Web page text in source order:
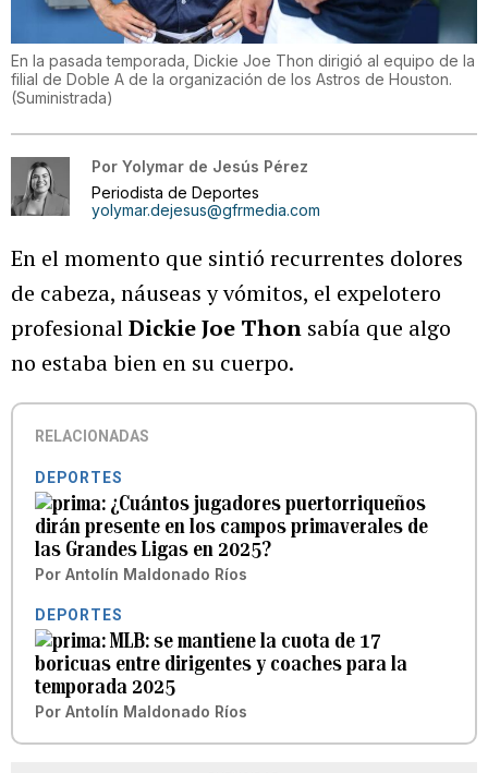
En la pasada temporada, Dickie Joe Thon dirigió al equipo de la
filial de Doble A de la organización de los Astros de Houston.
(Suministrada)
Por Yolymar de Jesús Pérez
Periodista de Deportes
yolymar.dejesus@gfrmedia.com
En el momento que sintió recurrentes dolores
de cabeza, náuseas y vómitos, el expelotero
profesionalDickie Joe Thon sabía que algo
no estaba bien en su cuerpo.
RELACIONADAS
DEPORTES
¿Cuántos jugadores puertorriqueños
dirán presente en los campos primaverales de
las Grandes Ligas en 2025?
Por Antolín Maldonado Ríos
DEPORTES
MLB: se mantiene la cuota de 17
boricuas entre dirigentes y coaches para la
temporada 2025
Por Antolín Maldonado Ríos